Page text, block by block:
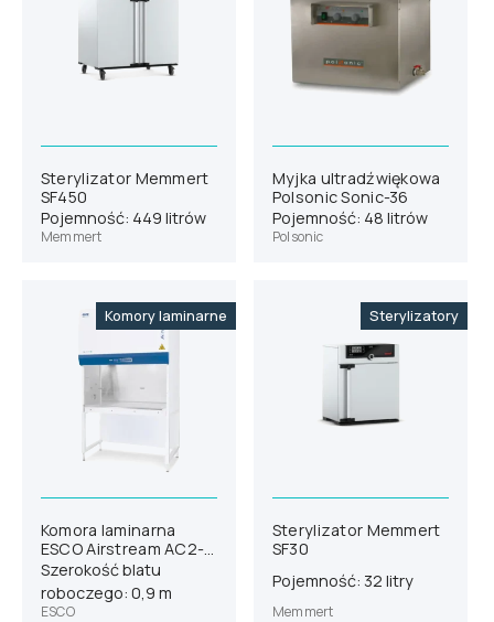
Sterylizator Memmert
SF450
Pojemność: 449 litrów
Memmert
Myjka ultradźwiękowa
Polsonic Sonic-36
Pojemność: 48 litrów
Polsonic
Komory laminarne
Komora laminarna
ESCO Airstream AC2-
3S8
Szerokość blatu
roboczego: 0,9 m
ESCO
Sterylizatory
Sterylizator Memmert
SF30
Pojemność: 32 litry
Memmert